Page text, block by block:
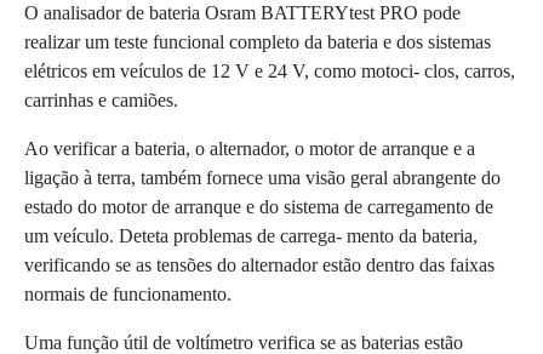
O analisador de bateria Osram BATTERYtest PRO pode
realizar um teste funcional completo da bateria e dos sistemas
elétricos em veículos de 12 V e 24 V, como motoci- clos, carros,
carrinhas e camiões.
Ao verificar a bateria, o alternador, o motor de arranque e a
ligação à terra, também fornece uma visão geral abrangente do
estado do motor de arranque e do sistema de carregamento de
um veículo. Deteta problemas de carrega- mento da bateria,
verificando se as tensões do alternador estão dentro das faixas
normais de funcionamento.
Uma função útil de voltímetro verifica se as baterias estão